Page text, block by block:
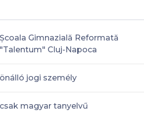
Școala Gimnazială Reformată
"Talentum" Cluj-Napoca
önálló jogi személy
csak magyar tanyelvű